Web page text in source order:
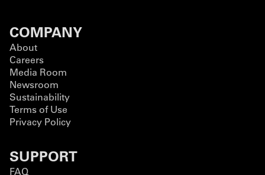
COMPANY
About
Careers
Media Room
Newsroom
Sustainability
Terms of Use
Privacy Policy
SUPPORT
FAQ